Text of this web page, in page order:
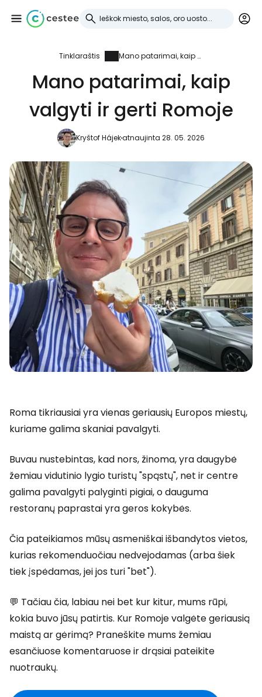
Tinklaraštis Mano patarimai, kaip valgyti ir gerti Romoje
Mano patarimai, kaip
valgyti ir gerti Romoje
Kryštof Hájekatnaujinta 28. 05. 2026
Roma tikriausiai yra vienas geriausių Europos miestų,
kuriame galima skaniai pavalgyti.
Buvau nustebintas, kad nors, žinoma, yra daugybė
žemiau vidutinio lygio turistų "spąstų", net ir centre
galima pavalgyti palyginti pigiai, o dauguma
restoranų paprastai yra geros kokybės.
Čia pateikiamos mūsų asmeniškai išbandytos vietos,
kurias rekomenduočiau nedvejodamas (arba šiek
tiek įspėdamas, jei jos turi "bet").
💬 Tačiau čia, labiau nei bet kur kitur, mums rūpi,
kokia buvo jūsų patirtis. Kur Romoje valgėte geriausią
maistą ar gėrimą? Praneškite mums žemiau
esančiuose komentaruose ir drąsiai pateikite
nuotraukų.
Prisijunkite prie
Cestee
... pasaulinė kelionių bendruomenė
Tęsti su Facebook
Tęsti el. paštu